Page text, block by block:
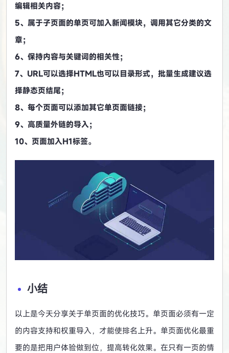
编辑相关内容；
5、属于子页面的单页可加入新闻模块，调用其它分类的文
章；
6、保持内容与关键词的相关性；
7、URL可以选择HTML也可以目录形式，批量生成建议选
择静态页结尾；
8、每个页面可以添加其它单页面链接；
9、高质量外链的导入；
10、页面加入H1标签。
小结
以上是今天分享关于单页面的优化技巧。单页面必须有一定
的内容支持和权重导入，才能使排名上升。单页面优化最重
要的是把用户体验做到位，提高转化效果。在只有一页的情